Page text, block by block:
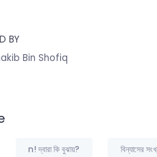
BY
Bin Shofiq
n! দ্বারা কি বুঝায়? বিন্যাসের